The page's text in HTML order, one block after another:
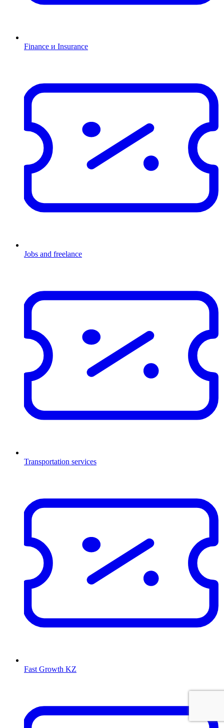
Finance и Insurance
Jobs and freelance
Transportation services
Fast Growth KZ